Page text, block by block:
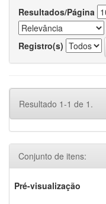
Resultados/Página
Registro(s)
Resultado 1-1 de 1.
Conjunto de itens:
Pré-visualização